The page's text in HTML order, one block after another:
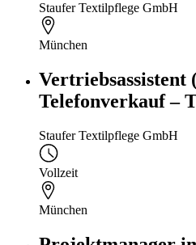
Staufer Textilpflege GmbH
München
Vertriebsassistent
Telefonverkauf –
Staufer Textilpflege GmbH
Vollzeit
München